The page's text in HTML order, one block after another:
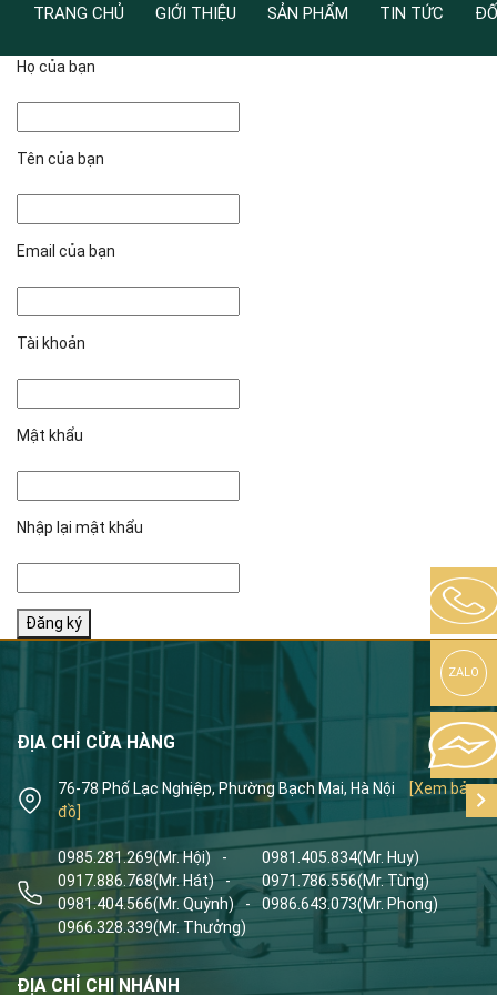
TRANG CHỦ GIỚI THIỆU SẢN PHẨM TIN TỨC
Họ của bạn
Tên của bạn
Email của bạn
Tài khoản
Mật khẩu
Nhập lại mật khẩu
Đăng ký
ĐỊA CHỈ CỬA HÀNG
76-78 Phố Lạc Nghiệp, Phường Bạch Mai, Hà Nội
[Xem bản
đồ]
0985.281.269(Mr. Hội) - 0981.405.834(Mr. Huy)
0917.886.768(Mr. Hát) - 0971.786.556(Mr. Tùng)
0981.404.566(Mr. Quỳnh) - 0986.643.073(Mr. Phong)
0966.328.339(Mr. Thưởng)
ĐỊA CHỈ CHI NHÁNH
ZALO